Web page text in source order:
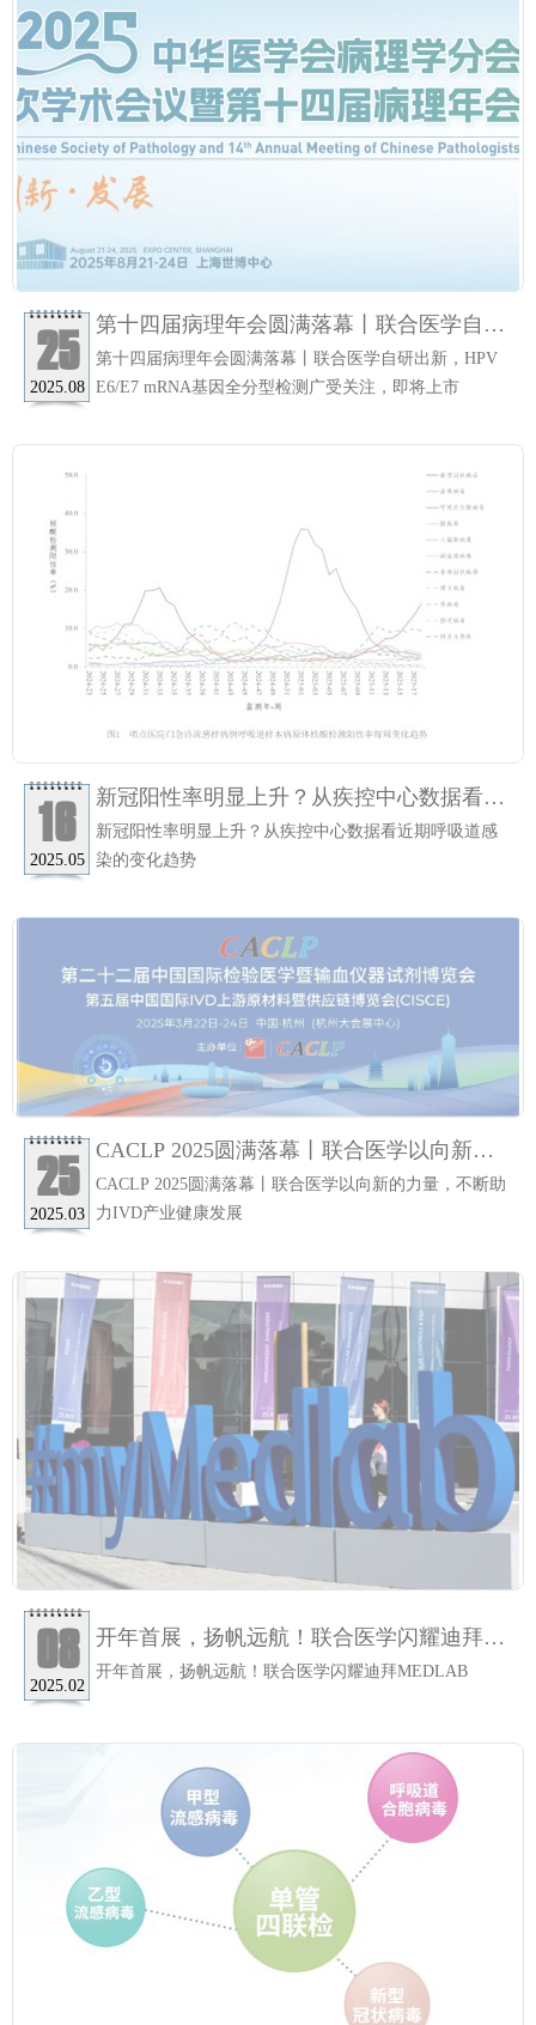
25
2025.08
第十四届病理年会圆满落幕丨联合医学自研
出新，HPV E6/E7 mRNA基因全分型检测广
受关注，即将上市
第十四届病理年会圆满落幕丨联合医学自研出新，HPV
E6/E7 mRNA基因全分型检测广受关注，即将上市
16
2025.05
新冠阳性率明显上升？从疾控中心数据看近
期呼吸道感染的变化趋势
新冠阳性率明显上升？从疾控中心数据看近期呼吸道感
染的变化趋势
25
2025.03
CACLP 2025圆满落幕丨联合医学以向新的
力量，不断助力IVD产业健康发展
CACLP 2025圆满落幕丨联合医学以向新的力量，不断助
力IVD产业健康发展
08
2025.02
开年首展，扬帆远航！联合医学闪耀迪拜
MEDLAB
开年首展，扬帆远航！联合医学闪耀迪拜MEDLAB